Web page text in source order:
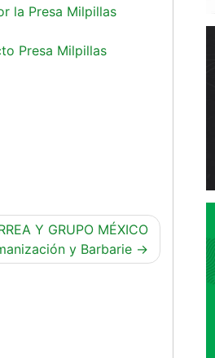
la Presa Milpillas
Presa Milpillas
Y GRUPO MÉXICO
y Barbarie